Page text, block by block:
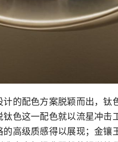
的配色方案脱颖而出，钛
色这一配色就以流星冲击
高级质感得以展现；金镶